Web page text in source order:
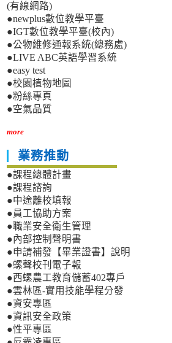
(有線網路)
●newplus數位教學平臺
●IGT數位教學平臺(校內)
●公物維修通報系統(總務處)
●LIVE ABC英語學習系統
●easy test
●校園植物地圖
●粉絲專頁
●空氣品質
more
業務推動
●課程總體計畫
●課程諮詢
●中途離校填報
●員工協助方案
●職業安全衛生管理
●內部控制聲明書
●申請補發【畢業證書】說明
●螺聲校刊電子報
●西螺農工教育儲蓄402專戶
●雲林區-實用技能學程分發
●資安專區
●資訊安全政策
●性平專區